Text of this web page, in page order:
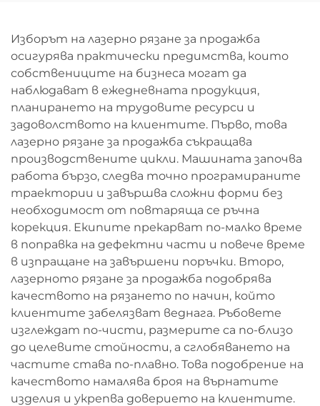
Изборът на лазерно рязане за продажба
осигурява практически предимства, които
собствениците на бизнеса могат да
наблюдават в ежедневната продукция,
планирането на трудовите ресурси и
задоволството на клиентите. Първо, това
лазерно рязане за продажба съкращава
производствените цикли. Машината започва
работа бързо, следва точно програмираните
траектории и завършва сложни форми без
необходимост от повтаряща се ръчна
корекция. Екипите прекарват по-малко време
в поправка на дефектни части и повече време
в изпращане на завършени поръчки. Второ,
лазерното рязане за продажба подобрява
качеството на рязането по начин, който
клиентите забелязват веднага. Ръбовете
изглеждат по-чисти, размерите са по-близо
до целевите стойности, а сглобяването на
частите става по-плавно. Това подобрение на
качеството намалява броя на върнатите
изделия и укрепва доверието на клиентите.